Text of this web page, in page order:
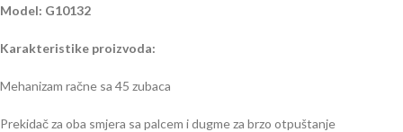
Model: G10132
Karakteristike proizvoda:
Mehanizam račne sa 45 zubaca
Prekidač za oba smjera sa palcem i dugme za brzo otpuštanje